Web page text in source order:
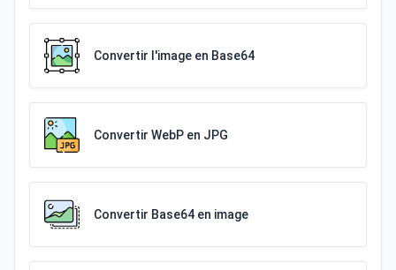
Convertir l'image en Base64
Convertir WebP en JPG
Convertir Base64 en image